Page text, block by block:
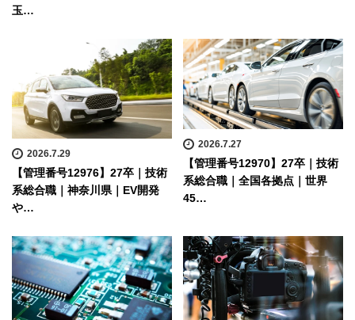
玉…
2026.7.29
【管理番号12976】27卒｜技術
系総合職｜神奈川県｜EV開発
や…
2026.7.27
【管理番号12970】27卒｜技術
系総合職｜全国各拠点｜世界
45…